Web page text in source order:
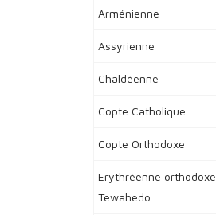
Arménienne
Assyrienne
Chaldéenne
Copte Catholique
Copte Orthodoxe
Erythréenne orthodoxe
Tewahedo